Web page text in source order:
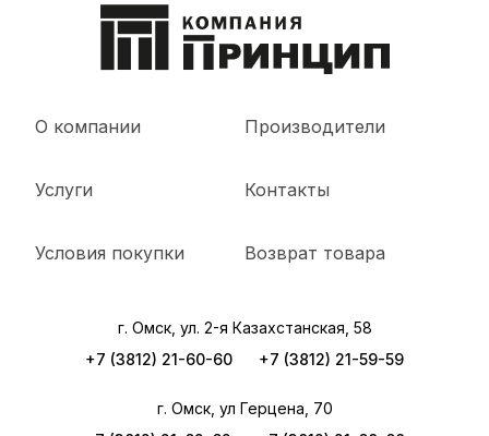
О компании
Услуги
Условия покупки
Производители
Контакты
Возврат товара
г. Омск, ул. 2-я Казахстанская, 58
+7 (3812) 21-60-60
+7 (3812) 21-59-59
г. Омск, ул Герцена, 70